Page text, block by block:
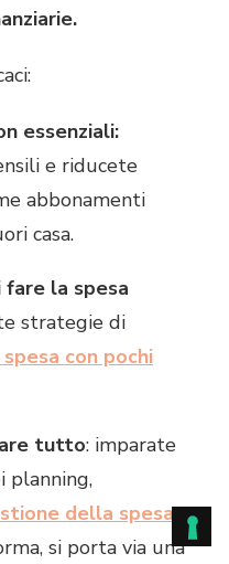
essenziali:
e riducete
abbonamenti
casa.
la spesa
strategie di
con pochi
tutto: imparate
planning,
della spesa
si porta via una